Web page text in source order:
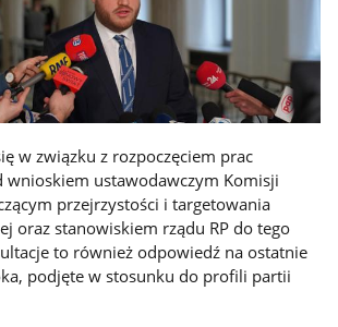
w związku z rozpoczęciem prac
wnioskiem ustawodawczym Komisji
przejrzystości i targetowania
oraz stanowiskiem rządu RP do tego
to również odpowiedź na ostatnie
podjęte w stosunku do profili partii